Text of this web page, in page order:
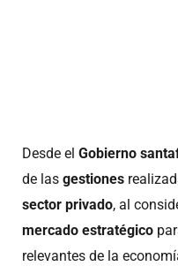
Desde el Gobierno
de las gestiones
sector privado, al
mercado estratégico
relevantes de la